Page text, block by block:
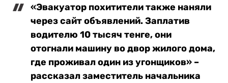
«Эвакуатор похитители также наняли
через сайт объявлений. Заплатив
водителю 10 тысяч тенге, они
отогнали машину во двор жилого дома,
где проживал один из угонщиков» –
рассказал заместитель начальника